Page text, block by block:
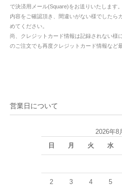
で決済用メール(Square)をお送りいたします。
内容をご確認頂き、間違いがない様でしたら
めてください。
尚、クレジットカード情報は記録されない様
のご注文でも再度クレジットカード情報など
営業日について
2026年8
日
月 火 水
2 3 4 5